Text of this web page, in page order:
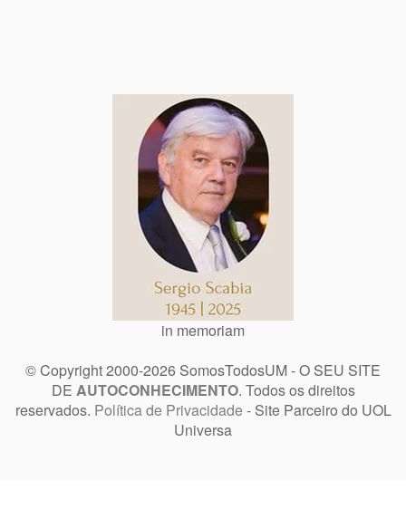
in memoriam
© Copyright 2000-2026 SomosTodosUM - O SEU SITE
DE AUTOCONHECIMENTO. Todos os direitos
reservados. Política de Privacidade - Site Parceiro do UOL
Universa